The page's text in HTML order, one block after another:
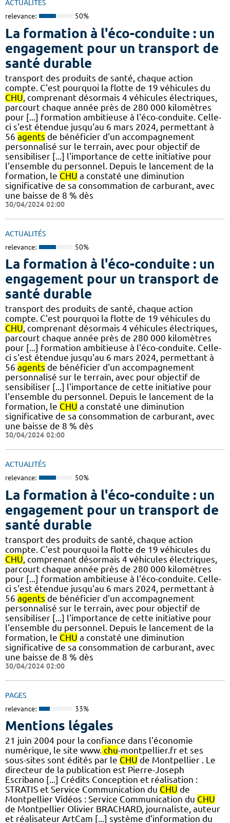
ACTUALITÉS
relevance: 50%
La formation à l'éco-conduite : un
engagement pour un transport de
santé durable
transport des produits de santé, chaque action
compte. C'est pourquoi la flotte de 19 véhicules du
CHU, comprenant désormais 4 véhicules électriques,
parcourt chaque année près de 280 000 kilomètres
pour [...] formation ambitieuse à l'éco-conduite. Celle-
ci s'est étendue jusqu'au 6 mars 2024, permettant à
56 agents de bénéficier d'un accompagnement
personnalisé sur le terrain, avec pour objectif de
sensibiliser [...] l'importance de cette initiative pour
l'ensemble du personnel. Depuis le lancement de la
formation, le CHU a constaté une diminution
significative de sa consommation de carburant, avec
une baisse de 8 % dès
30/04/2024 02:00
ACTUALITÉS
relevance: 50%
La formation à l'éco-conduite : un
engagement pour un transport de
santé durable
transport des produits de santé, chaque action
compte. C'est pourquoi la flotte de 19 véhicules du
CHU, comprenant désormais 4 véhicules électriques,
parcourt chaque année près de 280 000 kilomètres
pour [...] formation ambitieuse à l'éco-conduite. Celle-
ci s'est étendue jusqu'au 6 mars 2024, permettant à
56 agents de bénéficier d'un accompagnement
personnalisé sur le terrain, avec pour objectif de
sensibiliser [...] l'importance de cette initiative pour
l'ensemble du personnel. Depuis le lancement de la
formation, le CHU a constaté une diminution
significative de sa consommation de carburant, avec
une baisse de 8 % dès
30/04/2024 02:00
ACTUALITÉS
relevance: 50%
La formation à l'éco-conduite : un
engagement pour un transport de
santé durable
transport des produits de santé, chaque action
compte. C'est pourquoi la flotte de 19 véhicules du
CHU, comprenant désormais 4 véhicules électriques,
parcourt chaque année près de 280 000 kilomètres
pour [...] formation ambitieuse à l'éco-conduite. Celle-
ci s'est étendue jusqu'au 6 mars 2024, permettant à
56 agents de bénéficier d'un accompagnement
personnalisé sur le terrain, avec pour objectif de
sensibiliser [...] l'importance de cette initiative pour
l'ensemble du personnel. Depuis le lancement de la
formation, le CHU a constaté une diminution
significative de sa consommation de carburant, avec
une baisse de 8 % dès
30/04/2024 02:00
PAGES
relevance: 33%
Mentions légales
21 juin 2004 pour la confiance dans l'économie
numérique, le site www. chu-montpellier.fr et ses
sous-sites sont édités par le CHU de Montpellier . Le
directeur de la publication est Pierre-Joseph
Escribano [...] Crédits Conception et réalisation :
STRATIS et Service Communication du CHU de
Montpellier Vidéos : Service Communication du CHU
de Montpellier Olivier BRACHARD, journaliste, auteur
et réalisateur ArtCam [...] système d’information du